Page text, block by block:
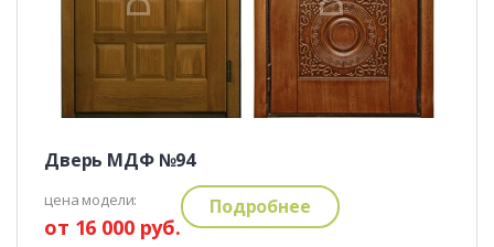
Дверь МДФ №94
цена модели:
от 16 000 руб.
Подробнее